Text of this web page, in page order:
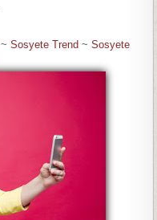
~ Sosyete Trend ~ Sosyete